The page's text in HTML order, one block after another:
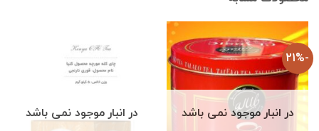
-21%
در انبار موجود نمی باشد در انبار موجود نمی باشد